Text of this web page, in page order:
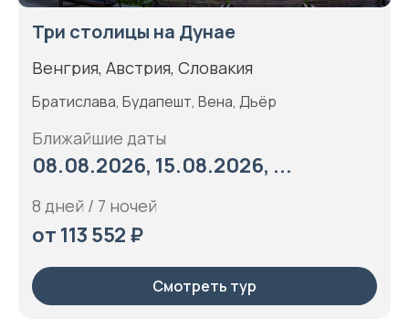
Три столицы на Дунае
Венгрия, Австрия, Словакия
Братислава, Будапешт, Вена, Дьёр
Ближайшие даты
08.08.2026, 15.08.2026, ...
8 дней / 7 ночей
от 113 552 ₽
Смотреть тур